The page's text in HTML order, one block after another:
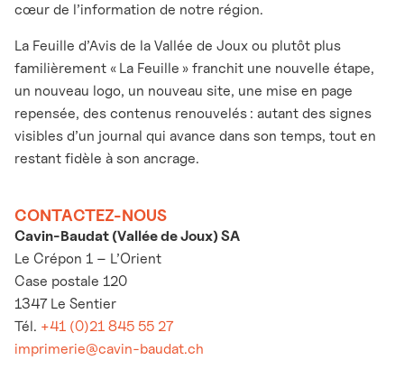
cœur de l’information de notre région.
La Feuille d’Avis de la Vallée de Joux ou plutôt plus
familièrement « La Feuille » franchit une nouvelle étape,
un nouveau logo, un nouveau site, une mise en page
repensée, des contenus renouvelés : autant des signes
visibles d’un journal qui avance dans son temps, tout en
restant fidèle à son ancrage.
CONTACTEZ-NOUS
Cavin-Baudat (Vallée de Joux) SA
Le Crépon 1 – L’Orient
Case postale 120
1347 Le Sentier
Tél. +41 (0)21 845 55 27
imprimerie@cavin-baudat.ch